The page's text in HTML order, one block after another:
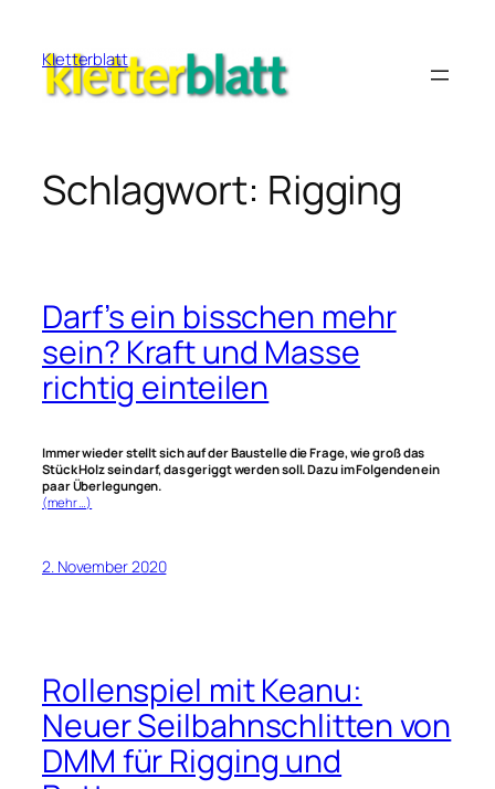
Inhalt
springen
Kletterblatt
Schlagwort: Rigging
Darf’s ein bisschen mehr
sein? Kraft und Masse
richtig einteilen
Immer wieder stellt sich auf der Baustelle die Frage, wie groß das
Stück Holz sein darf, das geriggt werden soll. Dazu im Folgenden ein
paar Überlegungen.
(mehr …)
2. November 2020
Rollenspiel mit Keanu:
Neuer Seilbahnschlitten von
DMM für Rigging und